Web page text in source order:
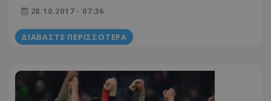
28.10.2017 - 07:36
ΔΙΑΒΆΣΤΕ ΠΕΡΙΣΣΌΤΕΡΑ